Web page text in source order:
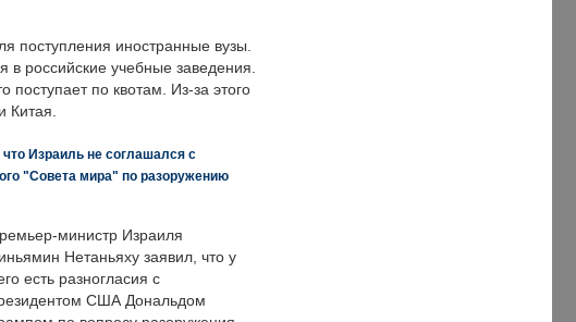
поступления иностранные вузы.
в российские учебные заведения.
поступает по квотам. Из-за этого
Китая.
Израиль не соглашался с
"Совета мира" по разоружению
министр Израиля
Нетаньяху заявил, что у
есть разногласия с
США Дональдом